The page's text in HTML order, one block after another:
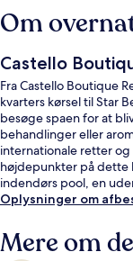
Om
Castello
Fra Castello Boutique
kvarters kørsel til Star
besøge spaen for at
behandlinger eller
internationale retter
højdepunkter på dette
indendørs pool, en
Oplysninger om
Mere om